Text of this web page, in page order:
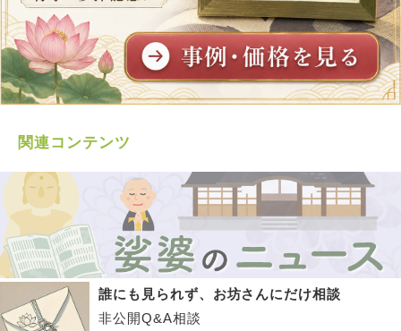
関連コンテンツ
誰にも見られず、お坊さんにだけ相談
非公開Q&A相談